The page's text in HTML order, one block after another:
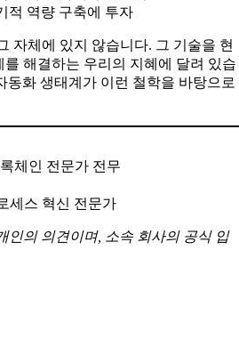
적 역량 구축에 투자
자체에 있지 않습니다. 그 기술을 현
해결하는 우리의 지혜에 달려 있습
동화 생태계가 이런 철학을 바탕으로
체인 전문가 전무
세스 혁신 전문가
인의 의견이며, 소속 회사의 공식 입